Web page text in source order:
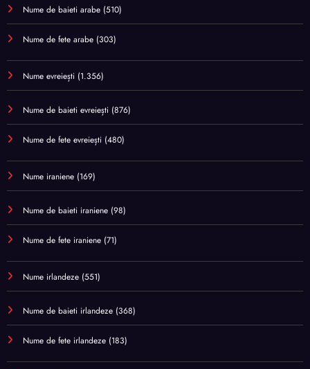
Nume de baieti arabe (510)
Nume de fete arabe (303)
Nume evreiești (1.356)
Nume de baieti evreiești (876)
Nume de fete evreiești (480)
Nume iraniene (169)
Nume de baieti iraniene (98)
Nume de fete iraniene (71)
Nume irlandeze (551)
Nume de baieti irlandeze (368)
Nume de fete irlandeze (183)